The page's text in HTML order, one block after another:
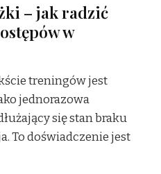
– jak radzić
w
treningów jest
jednorazowa
się stan braku
To doświadczenie jest